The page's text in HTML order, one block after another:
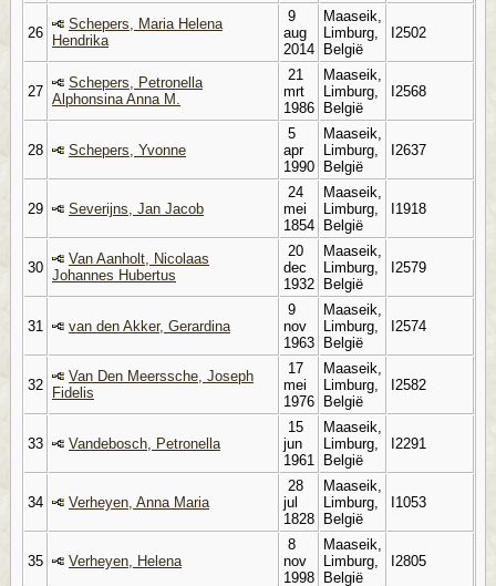
26
Schepers, Maria Helena
Hendrika
9
aug
2014
Maaseik,
Limburg,
België
I2502
27
Schepers, Petronella
Alphonsina Anna M.
21
mrt
1986
Maaseik,
Limburg,
België
I2568
28 Schepers, Yvonne
5
apr
1990
Maaseik,
Limburg,
België
I2637
29 Severijns, Jan Jacob
24
mei
1854
Maaseik,
Limburg,
België
I1918
30
Van Aanholt, Nicolaas
Johannes Hubertus
20
dec
1932
Maaseik,
Limburg,
België
I2579
31 van den Akker, Gerardina
9
nov
1963
Maaseik,
Limburg,
België
I2574
32
Van Den Meerssche, Joseph
Fidelis
17
mei
1976
Maaseik,
Limburg,
België
I2582
33 Vandebosch, Petronella
15
jun
1961
Maaseik,
Limburg,
België
I2291
34 Verheyen, Anna Maria
28
jul
1828
Maaseik,
Limburg,
België
I1053
35 Verheyen, Helena
8
nov
1998
Maaseik,
Limburg,
België
I2805